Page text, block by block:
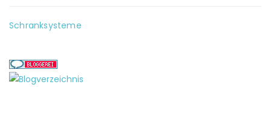
Schranksysteme